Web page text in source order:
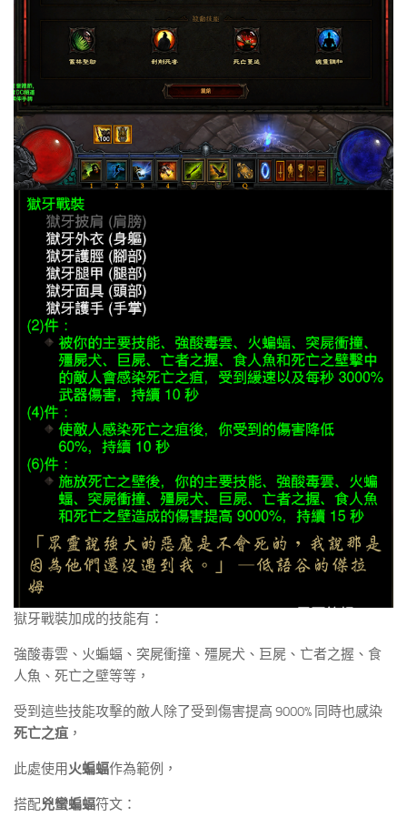
獄牙戰裝加成的技能有：
強酸毒雲、火蝙蝠、突屍衝撞、殭屍犬、巨屍、亡者之握、食
人魚、死亡之壁等等，
受到這些技能攻擊的敵人除了受到傷害提高 9000% 同時也感染
死亡之疽 ，
此處使用火蝙蝠作為範例，
搭配兇蠻蝙蝠符文：